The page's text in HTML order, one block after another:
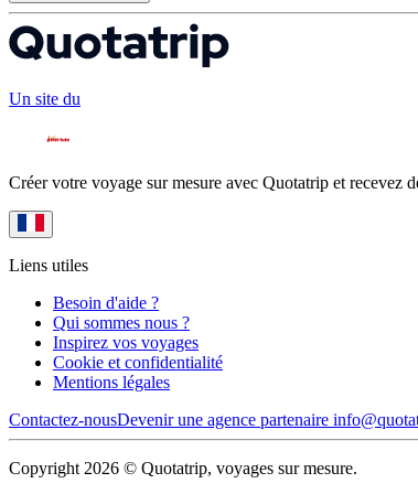
Un site du
Créer votre voyage sur mesure avec Quotatrip et recevez
Liens utiles
Besoin d'aide ?
Qui sommes nous ?
Inspirez vos voyages
Cookie et confidentialité
Mentions légales
Contactez-nousDevenir une agence partenaire
Copyright 2026 © Quotatrip, voyages sur mesure.